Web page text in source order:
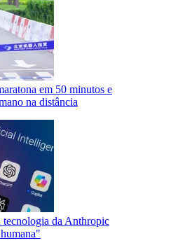
em 50 minutos e
na distância
da Anthropic